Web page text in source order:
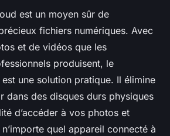
est un moyen sûr de
fichiers numériques. Avec
et de vidéos que les
produisent, le
une solution pratique. Il élimine
dans des disques durs physiques
d’accéder à vos photos et
quel appareil connecté à